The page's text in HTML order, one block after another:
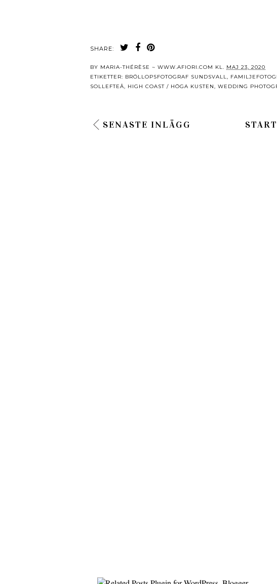
SHARE:
BY MARIA-THÉRÈSE ~ WWW.AFIORI.COM KL. MAJ 23, 2020
ETIKETTER: BRÖLLOPSFOTOGRAF SUNDSVALL,
SOLLEFTEÅ, HIGH COAST / HÖGA KUSTEN, WEDDING
SENASTE INLÄGG